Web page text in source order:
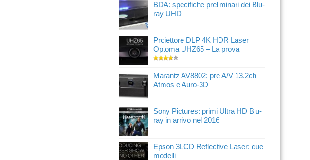
BDA: specifiche preliminari dei Blu-
ray UHD
Proiettore DLP 4K HDR Laser
Optoma UHZ65 – La prova
Marantz AV8802: pre A/V 13.2ch
Atmos e Auro-3D
Sony Pictures: primi Ultra HD Blu-
ray in arrivo nel 2016
Epson 3LCD Reflective Laser: due
modelli